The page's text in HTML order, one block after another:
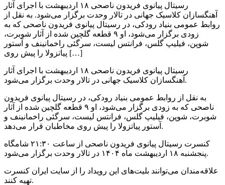
رسیتال پیانوی فریدون ناصحی ۱۸ اردیبهشت با اجرای آثار
آهنگسازان کلاسیک جهانی در تالار وحدت برگزار می‌شود. به نقل از
روابط عمومی بنیاد رودکی، در رسیتال پیانوی فریدون ناصحی که به
زودی برگزار می‌شود، او ۹ قطعه گلچین شده از آثار شوبرت،
شوپن، فیلیپ گلس، فرانتس لیست، سرگئی راخمانینف و آستور
پیاتزولا را پیش روی […]
رسیتال پیانوی فریدون ناصحی ۱۸ اردیبهشت با اجرای آثار
آهنگسازان کلاسیک جهانی در تالار وحدت برگزار می‌شود.
به نقل از روابط عمومی بنیاد رودکی، در رسیتال پیانوی فریدون
ناصحی که به زودی برگزار می‌شود، او ۹ قطعه گلچین شده از آثار
شوبرت، شوپن، فیلیپ گلس، فرانتس لیست، سرگئی راخمانینف و
آستور پیاتزولا را پیش روی مخاطبان قرار می‌دهد.
کنسرت رسیتال پیانوی فریدون ناصحی از ساعت ۲۱:۳۰ شامگاه
پنجشنبه ۱۸ اردیبهشت ماه ۱۴۰۴ در تالار وحدت برگزار می‌شود.
علاقه‌مندان می‌توانند بلیت‌های این رویداد را از سایت ایران کنسرت
تهیه کنند.